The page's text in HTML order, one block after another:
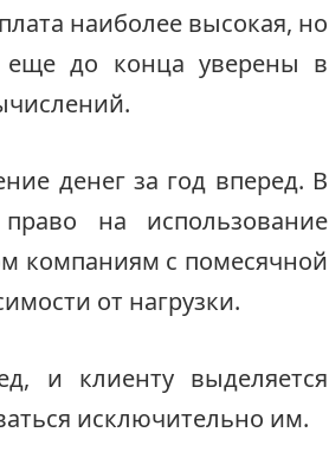
наиболее высокая, но
еще до конца уверены в
денег за год вперед. В
на использование
компаниям с помесячной
от нагрузки.
и клиенту выделяется
исключительно им.